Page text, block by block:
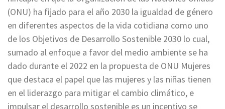
(ONU) ha fijado para el año 2030 la igualdad de género
en diferentes aspectos de la vida cotidiana como uno
de los Objetivos de Desarrollo Sostenible 2030 lo cual,
sumado al enfoque a favor del medio ambiente se ha
dado durante el 2022 en la propuesta de ONU Mujeres
que destaca el papel que las mujeres y las niñas tienen
en el liderazgo para mitigar el cambio climático, e
impulsar el desarrollo sostenible es un incentivo se